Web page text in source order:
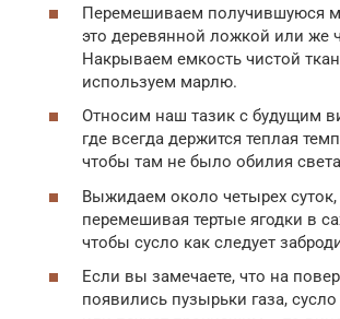
Перемешиваем получившуюся
это деревянной ложкой или же
Накрываем емкость чистой
используем марлю.
Относим наш тазик с будущим
где всегда держится теплая
чтобы там не было обилия
Выжидаем около четырех суток,
перемешивая тертые ягодки в
чтобы сусло как следует
Если вы замечаете, что на
появились пузырьки газа,